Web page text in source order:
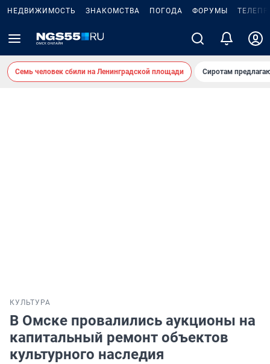
НЕДВИЖИМОСТЬ ЗНАКОМСТВА ПОГОДА ФОРУМЫ
Семь человек сбили на Ленинградской площади Сиротам
КУЛЬТУРА
В Омске провалились аукционы на
капитальный ремонт объектов
культурного наследия